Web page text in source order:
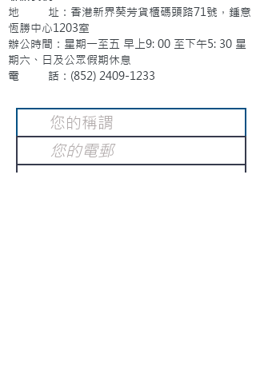
地 址：香港新界葵芳貨櫃碼頭路71號，鍾意
恆勝中心1203室
辦公時間：星期一至五 早上9: 00 至下午5: 30 星
期六、日及公眾假期休息
電 話：(852) 2409-1233